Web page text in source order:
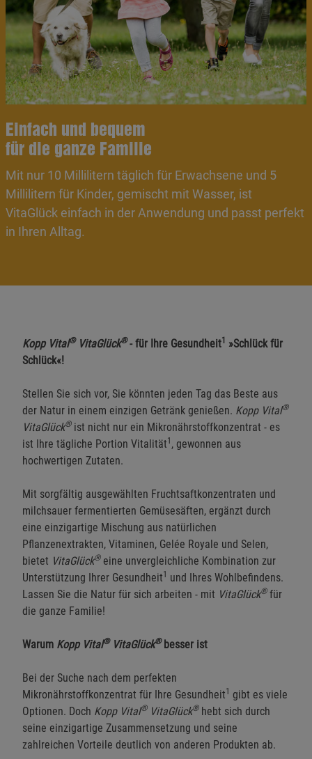
Einfach und bequem
für die ganze Familie
Mit nur 10 Millilitern täglich für Erwachsene und 5
Millilitern für Kinder, gemischt mit Wasser, ist
VitaGlück einfach in der Anwendung und passt perfekt
in Ihren Alltag.
Kopp Vital®VitaGlück®- für Ihre Gesundheit1 »Schlück für
Schlück«!
Stellen Sie sich vor, Sie könnten jeden Tag das Beste aus
der Natur in einem einzigen Getränk genießen. Kopp Vital®
VitaGlück®ist nicht nur ein Mikronährstoffkonzentrat - es
ist Ihre tägliche Portion Vitalität1 , gewonnen aus
hochwertigen Zutaten.
Mit sorgfältig ausgewählten Fruchtsaftkonzentraten und
milchsauer fermentierten Gemüsesäften, ergänzt durch
eine einzigartige Mischung aus natürlichen
Pflanzenextrakten, Vitaminen, Gelée Royale und Selen,
bietet VitaGlück®eine unvergleichliche Kombination zur
Unterstützung Ihrer Gesundheit1 und Ihres Wohlbefindens.
Lassen Sie die Natur für sich arbeiten - mit VitaGlück®für
die ganze Familie!
Warum Kopp Vital®VitaGlück®besser ist
Bei der Suche nach dem perfekten
Mikronährstoffkonzentrat für Ihre Gesundheit1 gibt es viele
Optionen. Doch Kopp Vital®VitaGlück®hebt sich durch
seine einzigartige Zusammensetzung und seine
zahlreichen Vorteile deutlich von anderen Produkten ab.